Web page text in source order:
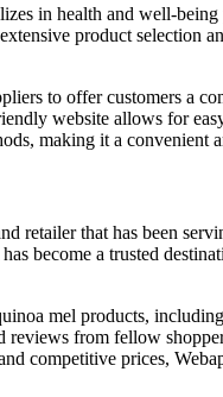
in health and well-
product selection
to offer customers a
website allows for
making it a convenient
retailer that has been
become a trusted
mel products,
reviews from fellow
competitive prices,